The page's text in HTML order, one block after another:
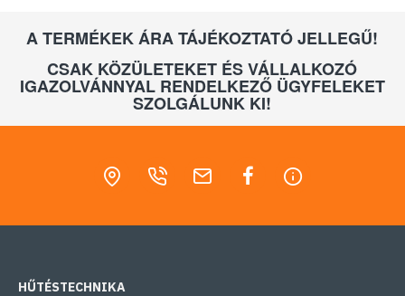
A TERMÉKEK ÁRA TÁJÉKOZTATÓ JELLEGŰ!
CSAK KÖZÜLETEKET ÉS VÁLLALKOZÓ
IGAZOLVÁNNYAL RENDELKEZŐ ÜGYFELEKET
SZOLGÁLUNK KI!
HŰTÉSTECHNIKA